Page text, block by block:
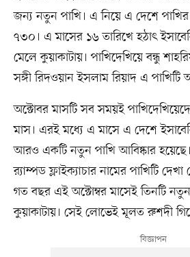
জন্য নতুন পাখি। এ নিয়ে এ দেশে পাখির
৭৩০। এ মাসের ১৬ তারিখে হঠাৎ
মেলে কুয়াকাটায়। পাখিদেখিয়ে বন্ধু
সঙ্গী রিদওয়ান ইসলাম রিয়াদ এ পাখিটি
অক্টোবর মাসটি সব সময়ই
মাস। এরই মধ্যে এ মাসে এ দেশে
আরও একটি নতুন পাখি আবিষ্কার
র‌্যাম্পড ফ্লাইক্যাচার নামের পাখিটি
গত বছর এই অক্টোম্বর মাসেই তিনটি
কুয়াকাটায়। সেই লোভেই মূলত রুশদী